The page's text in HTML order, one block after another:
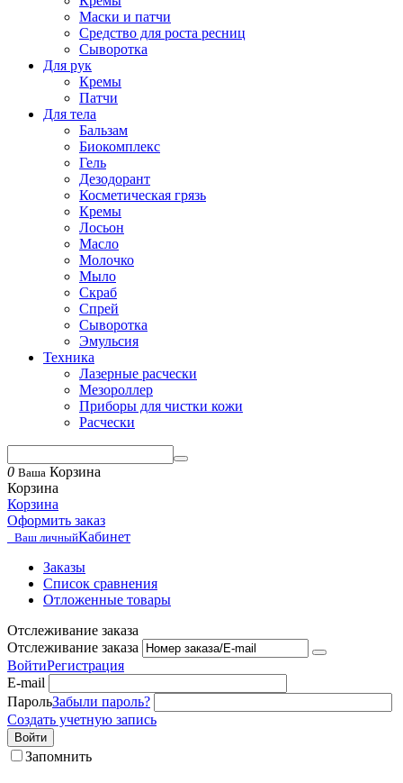
Маски и патчи
Средство для роста ресниц
Сыворотка
Для рук
Кремы
Патчи
Для тела
Бальзам
Биокомплекс
Гель
Дезодорант
Косметическая грязь
Кремы
Лосьон
Масло
Молочко
Мыло
Скраб
Спрей
Сыворотка
Эмульсия
Техника
Лазерные расчески
Мезороллер
Приборы для чистки кожи
Расчески
0 Ваша Корзина
Корзина
Корзина
Оформить заказ
Ваш личныйКабинет
Заказы
Список сравнения
Отложенные товары
Отслеживание заказа
Отслеживание заказа
ВойтиРегистрация
E-mail
ПарольЗабыли пароль?
Создать учетную запись
Войти
Запомнить